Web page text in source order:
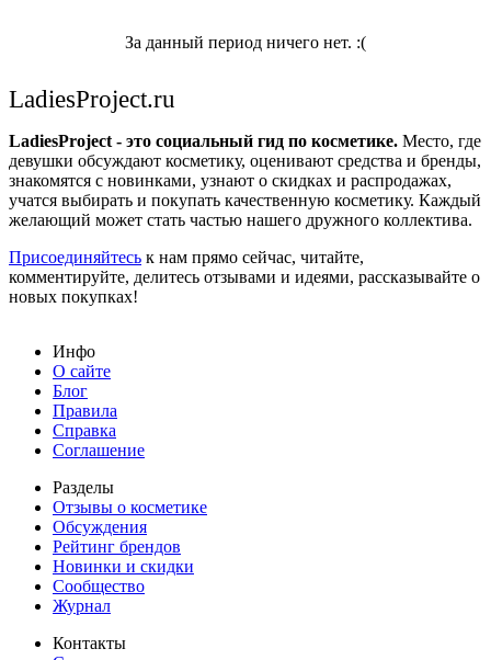
За данный период ничего нет. :(
LadiesProject.ru
LadiesProject - это социальный гид по косметике. Место, где
девушки обсуждают косметику, оценивают средства и бренды,
знакомятся с новинками, узнают о скидках и распродажах,
учатся выбирать и покупать качественную косметику. Каждый
желающий может стать частью нашего дружного коллектива.
Присоединяйтесь к нам прямо сейчас, читайте,
комментируйте, делитесь отзывами и идеями, рассказывайте о
новых покупках!
Инфо
О сайте
Блог
Правила
Справка
Соглашение
Разделы
Отзывы о косметике
Обсуждения
Рейтинг брендов
Новинки и скидки
Сообщество
Журнал
Контакты